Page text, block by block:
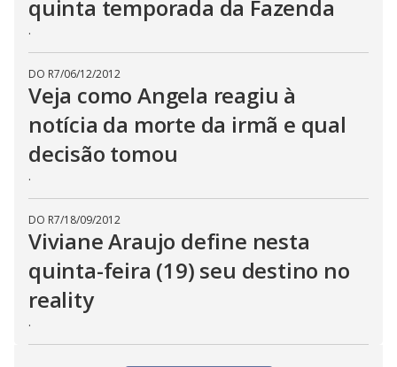
quinta temporada da Fazenda
.
DO R7/06/12/2012
Veja como Angela reagiu à
notícia da morte da irmã e qual
decisão tomou
.
DO R7/18/09/2012
Viviane Araujo define nesta
quinta-feira (19) seu destino no
reality
.